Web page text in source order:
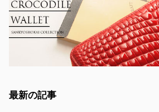
最新の記事